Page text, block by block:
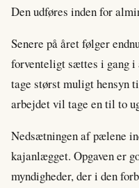
Den udføres inden for
Senere på året følger
forventeligt sættes i gang
tage størst muligt hensyn
arbejdet vil tage en til to
Nedsætningen af pælene
kajanlægget. Opgaven er
myndigheder, der i den